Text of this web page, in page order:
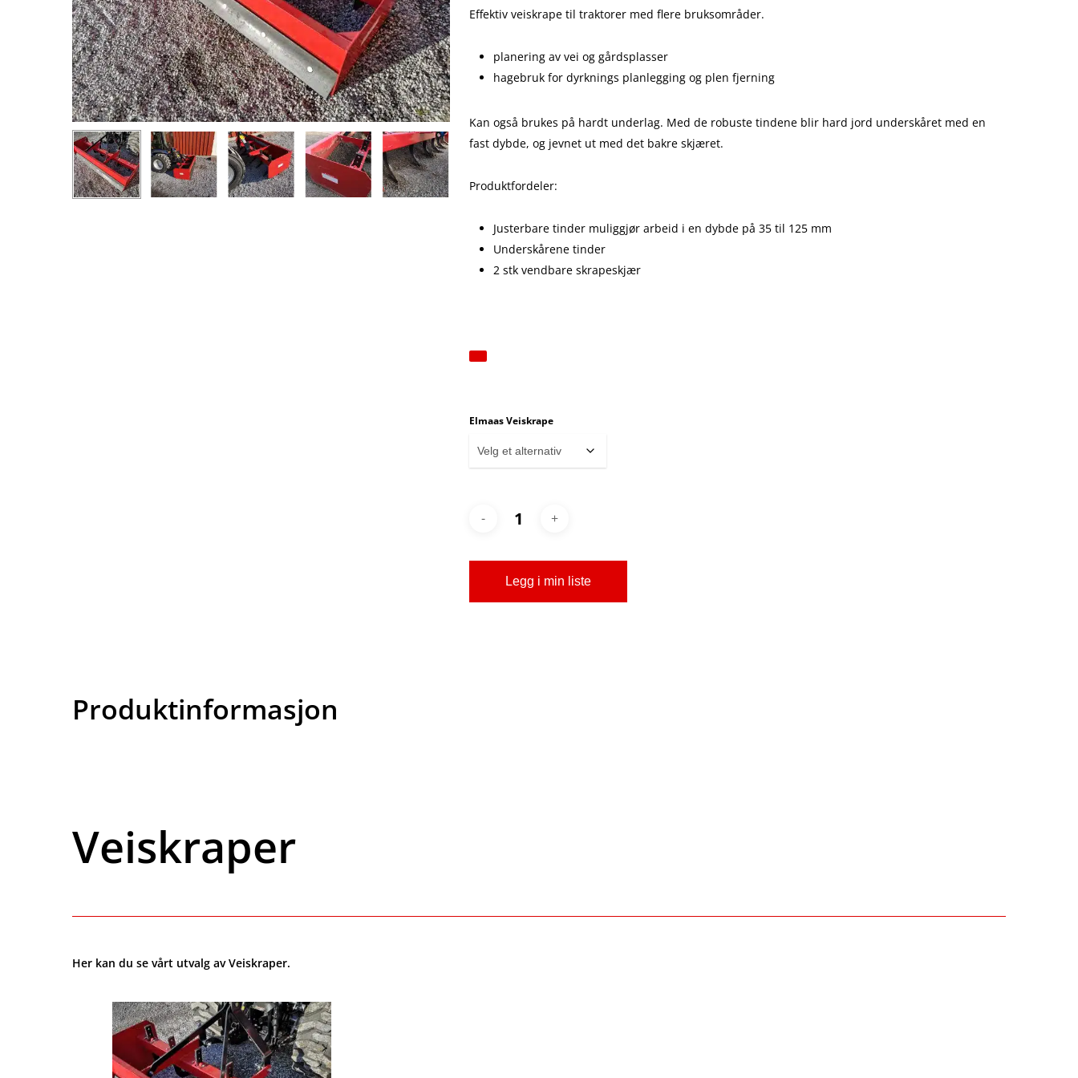
Effektiv veiskrape til traktorer med flere bruksområder.
planering av vei og gårdsplasser
hagebruk for dyrknings planlegging og plen fjerning
Kan også brukes på hardt underlag. Med de robuste tindene blir hard jord underskåret med en
fast dybde, og jevnet ut med det bakre skjæret.
Produktfordeler:
Justerbare tinder muliggjør arbeid i en dybde på 35 til 125 mm
Underskårene tinder
2 stk vendbare skrapeskjær
Elmaas Veiskrape
Legg i min liste
Produktinformasjon
Veiskraper
Her kan du se vårt utvalg av Veiskraper.